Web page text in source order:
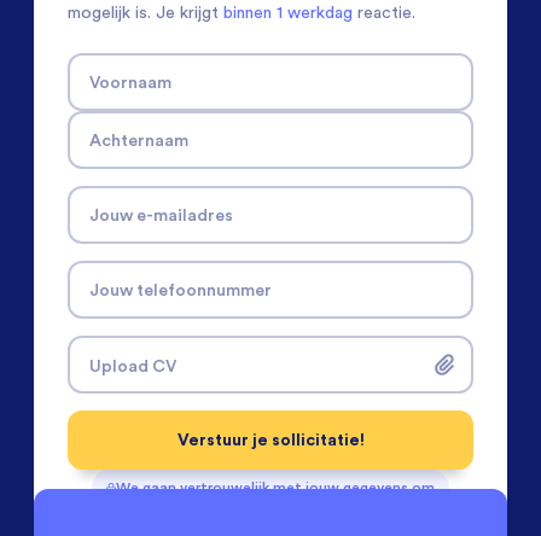
mogelijk is. Je krijgt binnen 1 werkdag reactie.
Voornaam
Achternaam
Jouw e-mailadres
Jouw telefoonnummer
Upload CV
We gaan vertrouwelijk met jouw gegevens om
Verstuur je sollicitatie!